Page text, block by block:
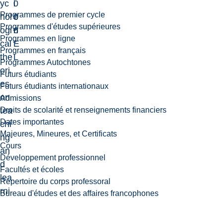
Programmes de premier cycle
Programmes d'études supérieures
Programmes en ligne
Programmes en français
Programmes Autochtones
Futurs étudiants
Futurs étudiants internationaux
Admissions
Droits de scolarité et renseignements financiers
Dates importantes
Majeures, Mineures, et Certificats
Cours
Développement professionnel
Facultés et écoles
Répertoire du corps professoral
Bureau d'études et des affaires francophones
yc
hol
ogi
cal
the
ori
es
on
tea
chi
ng
an
d
lea
rni
0
0
6
E
L
i
o
n